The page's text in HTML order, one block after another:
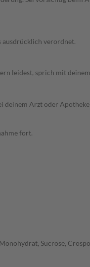
ausdrücklich verordnet.
leidest, sprich mit
deinem Arzt oder
fort.
Sucrose,